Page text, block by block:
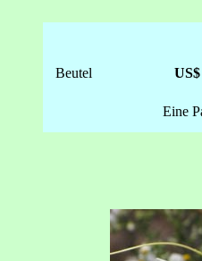
Beutel
Eine